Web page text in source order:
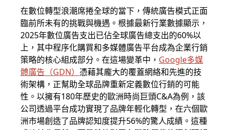
在數位轉型浪潮席捲全球的當下，傳統廣告模式正面
臨前所未有的挑戰與機遇。根據最新行業數據顯示，
2025年數位廣告支出已佔全球廣告總支出的60%以
上，其中程序化購買和多媒體廣告平台成為企業行銷
策略的核心組成部分。在這場變革中， Google多媒
體廣告 （GDN） 憑藉其龐大的覆蓋網絡和先進的技
術架構，正幫助全球品牌重新定義數位行銷的可能
性。以擁有180年歷史的歐洲時尚巨頭C&A為例，該
公司透過平台成功實現了品牌年輕化轉型，在六個歐
洲市場創造了品牌認知度提升56%的驚人成績。這種